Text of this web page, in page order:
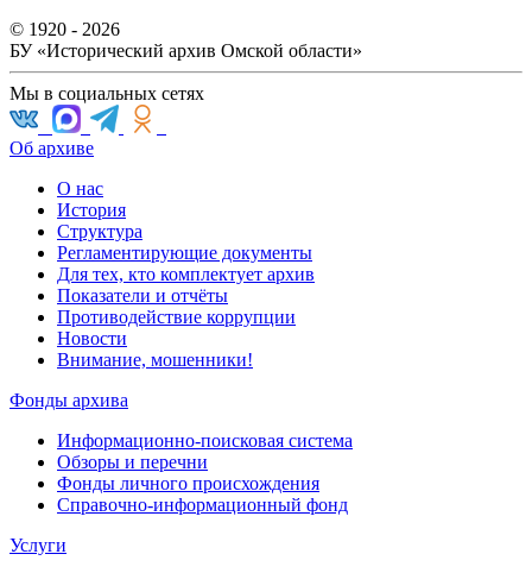
© 1920 - 2026
БУ «Исторический архив Омской области»
Мы в социальных сетях
Об архиве
О нас
История
Структура
Регламентирующие документы
Для тех, кто комплектует архив
Показатели и отчёты
Противодействие коррупции
Новости
Внимание, мошенники!
Фонды архива
Информационно-поисковая система
Обзоры и перечни
Фонды личного происхождения
Справочно-информационный фонд
Услуги